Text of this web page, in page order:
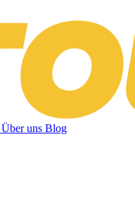
Über uns Blog